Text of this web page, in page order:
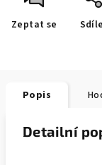
Zeptat se
Popis
Detailní